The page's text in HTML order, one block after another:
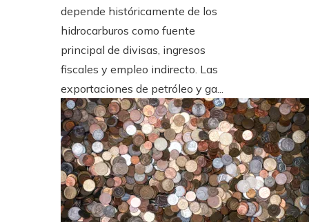
depende históricamente de los
hidrocarburos como fuente
principal de divisas, ingresos
fiscales y empleo indirecto. Las
exportaciones de petróleo y ga...